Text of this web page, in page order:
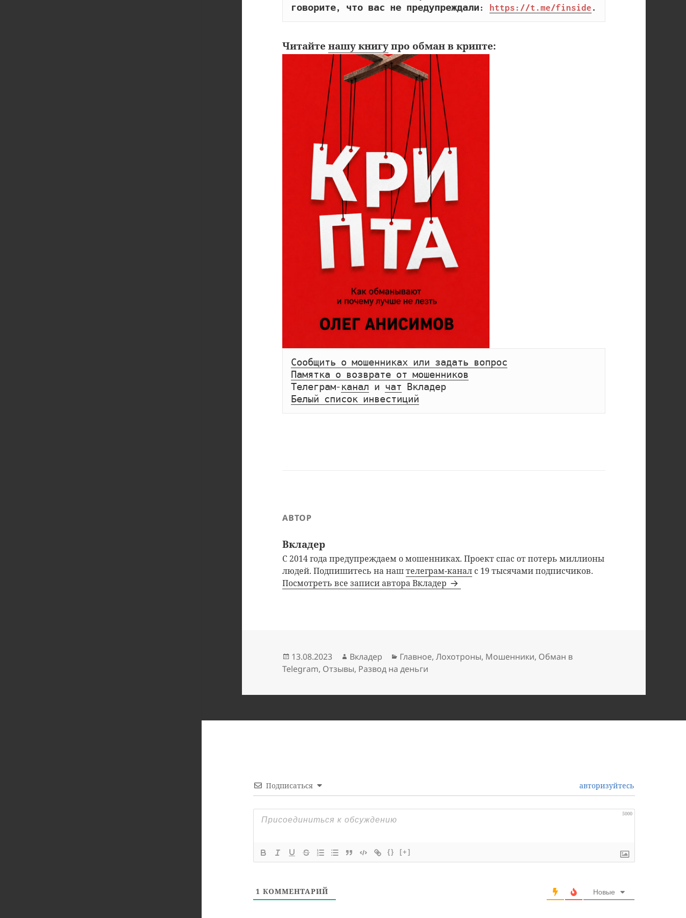
говорите, что вас не предупреждали: https://t.me/finside .
Читайтенашу книгупро обман в крипте:
Сообщить о мошенниках или задать вопрос
Памятка о возврате от мошенников
Телеграм- канал и чат
Вкладер
Белый список инвестиций
АВТОР
Вкладер
С 2014 года предупреждаем о мошенниках. Проект спас от потерь миллионы
людей. Подпишитесь на наштелеграм-канал с 19 тысячами подписчиков.
Посмотреть все записи автора Вкладер
Опубликовано
13.08.2023 Автор
Вкладер Рубрики
Главное,Лохотроны, Мошенники, Обман в
Telegram, Отзывы, Развод на деньги
Подписаться авторизуйтесь
5000
{} [+]
1 КОММЕНТАРИЙ Новые